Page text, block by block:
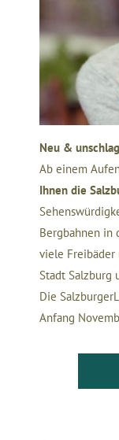
Neu &
Ab einem
Ihnen die
Bergbahnen in
viele Freibäder
Stadt Salzburg
Die
Anfang